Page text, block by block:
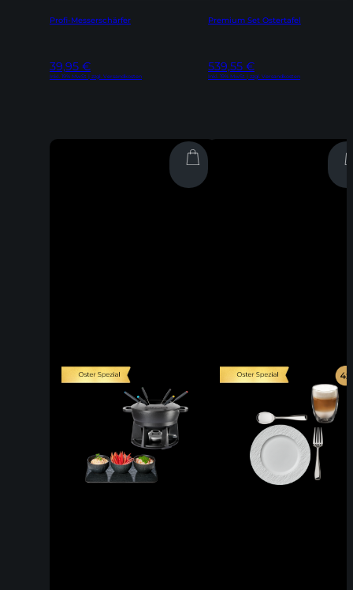
Profi-Messerschärfer
39,95 €
Inkl. 19% MwSt | zzgl. Versandkosten
Premium Set Ostertafel
539,55 €
Inkl. 19% MwSt | zzgl. Versandkosten